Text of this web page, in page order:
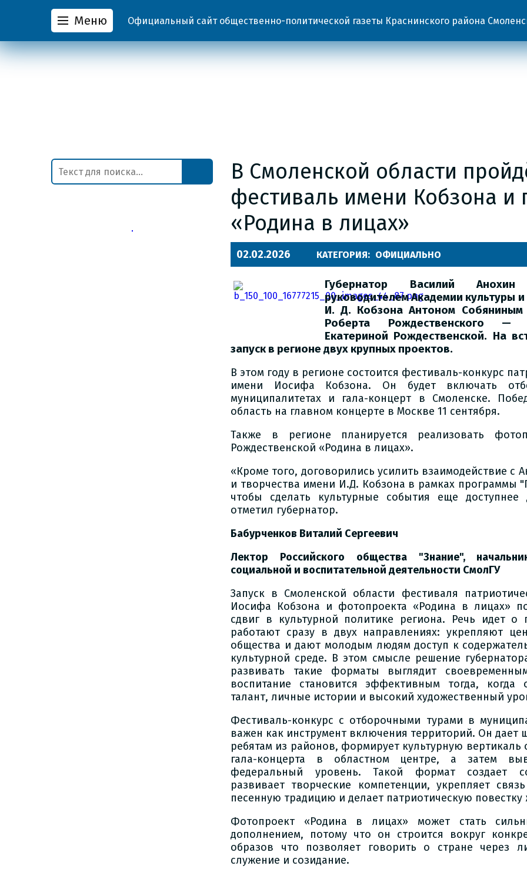
Меню Официальный сайт общественно-политической газеты Краснинского района
В Смоленской области
фестиваль имени Кобзона и
«Родина в лицах»
02.02.2026 КАТЕГОРИЯ: ОФИЦИАЛЬНО
Губернатор Василий
руководителем Академии культуры
И. Д. Кобзона Антоном
Роберта Рождественского —
Екатериной Рождественской. На
запуск в регионе двух крупных проектов.
В этом году в регионе состоится фестиваль-конкурс
имени Иосифа Кобзона. Он будет включать
муниципалитетах и гала-концерт в Смоленске.
область на главном концерте в Москве 11 сентября.
Также в регионе планируется реализовать
Рождественской «Родина в лицах».
«Кроме того, договорились усилить взаимодействие с
и творчества имени И.Д. Кобзона в рамках программы
чтобы сделать культурные события еще
отметил губернатор.
Бабурченков Виталий Сергеевич
Лектор Российского общества "Знание",
социальной и воспитательной деятельности СмолГУ
Запуск в Смоленской области фестиваля
Иосифа Кобзона и фотопроекта «Родина в лицах»
сдвиг в культурной политике региона. Речь идет о
работают сразу в двух направлениях: укрепляют
общества и дают молодым людям доступ к
культурной среде. В этом смысле решение
развивать такие форматы выглядит
воспитание становится эффективным тогда, когда
талант, личные истории и высокий художественный
Фестиваль-конкурс с отборочными турами в
важен как инструмент включения территорий. Он дает
ребятам из районов, формирует культурную вертикаль
гала-концерта в областном центре, а затем
федеральный уровень. Такой формат создает
развивает творческие компетенции, укрепляет
песенную традицию и делает патриотическую
Фотопроект «Родина в лицах» может стать
дополнением, потому что он строится вокруг
образов что позволяет говорить о стране через
служение и созидание.